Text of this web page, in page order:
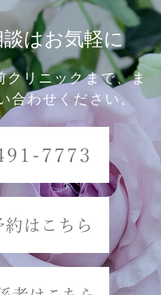
はお気軽に
クリニックまで、ま
合わせください。